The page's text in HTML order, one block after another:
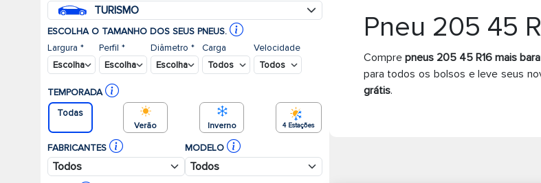
TURISMO
ESCOLHA O TAMANHO DOS SEUS PNEUS.
Largura *
Perfil * Diâmetro * Carga Velocidade
TEMPORADA
Todas
Verão Inverno 4 Estações
FABRICANTES MODELO
Pneu 205 45
Compre pneus 205 45 R16 mais
para todos os bolsos e leve seus
grátis.